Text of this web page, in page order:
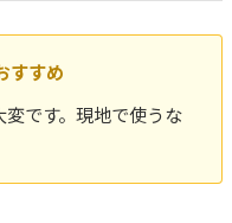
すすめ
です。現地で使うな